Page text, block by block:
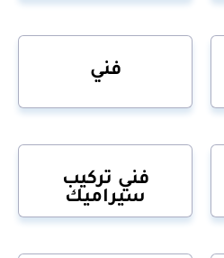
فني
فني تركيب
سيراميك